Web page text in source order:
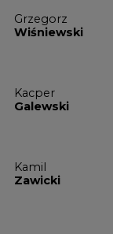
Grzegorz
Wiśniewski
Kacper
Galewski
Kamil
Zawicki